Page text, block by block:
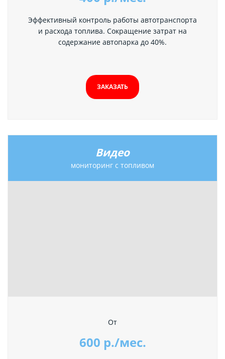
Эффективный контроль работы автотранспорта
и расхода топлива. Сокращение затрат на
содержание автопарка до 40%.
ЗАКАЗАТЬ
Видео
мониторинг с топливом
От
600 р./мес.